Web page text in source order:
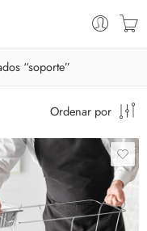
“soporte”
Ordenar por